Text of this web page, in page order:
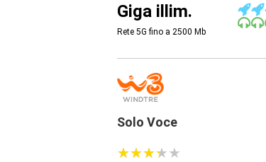
Giga illim.
Rete 5G fino a 2500 Mb
Solo Voce
★★★★★
★★★★★